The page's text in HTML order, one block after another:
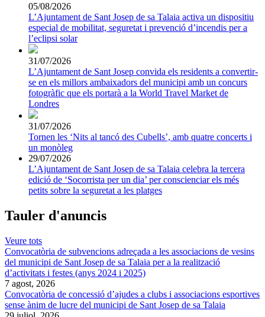
05/08/2026
L’Ajuntament de Sant Josep de sa Talaia activa un dispositiu
especial de mobilitat, seguretat i prevenció d’incendis per a
l’eclipsi solar
31/07/2026
L’Ajuntament de Sant Josep convida els residents a convertir-
se en els millors ambaixadors del municipi amb un concurs
fotogràfic que els portarà a la World Travel Market de
Londres
31/07/2026
Tornen les ‘Nits al tancó des Cubells’, amb quatre concerts i
un monòleg
29/07/2026
L’Ajuntament de Sant Josep de sa Talaia celebra la tercera
edició de ‘Socorrista per un dia’ per conscienciar els més
petits sobre la seguretat a les platges
Tauler d'anuncis
Veure tots
Convocatòria de subvencions adreçada a les associacions de vesins
del municipi de Sant Josep de sa Talaia per a la realització
d’activitats i festes (anys 2024 i 2025)
7 agost, 2026
Convocatòria de concessió d’ajudes a clubs i associacions esportives
sense ànim de lucre del municipi de Sant Josep de sa Talaia